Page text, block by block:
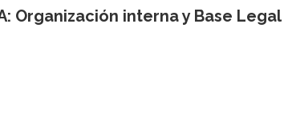
Organización interna y Base Legal